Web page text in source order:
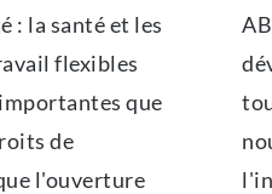
: la santé et les
flexibles
que
de
l'ouverture